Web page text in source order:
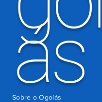
ás
Sobre o Ogoiás